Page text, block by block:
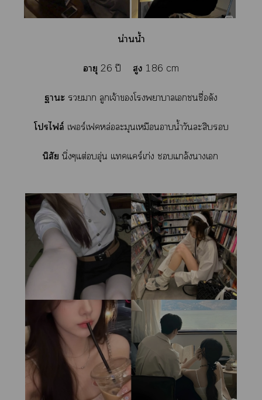
น่านน้ำ
อายุ 26 ปี สูง 186 cm
าะ า ลูกเจ้าโาาเชื่อดัง
โไล์ เอร์เฟคหล่อละมุนเหมือนาน้ำวันะสิบ
นิสัย นิ่งๆแต่อุ่น แทคแร์เก่ง แกล้งาเ